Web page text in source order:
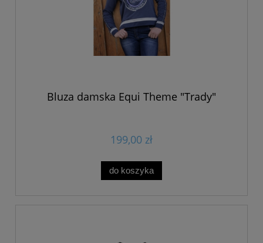
Bluza damska Equi Theme "Trady"
199,00 zł
do koszyka